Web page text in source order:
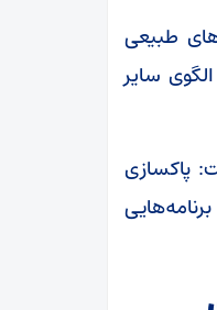
طبیعی
سایر
پاکسازی